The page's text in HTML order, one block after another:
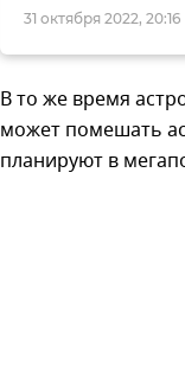
31 октября 2022, 20:16
В то же время
может помешать
планируют в